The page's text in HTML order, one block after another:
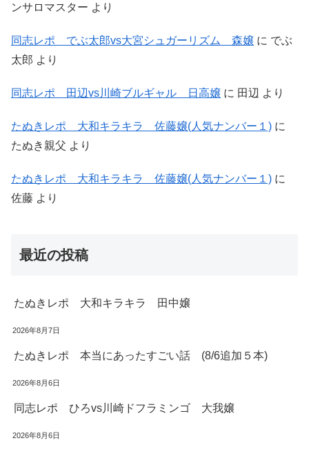
ンサロマスター より
同志レポ でぶ太郎vs大宮シュガーリズム 森嬢 に でぶ
太郎 より
同志レポ 田辺vs川崎ブルギャル 日高嬢 に 田辺 より
たぬきレポ 大和キラキラ 佐藤嬢(人気ナンバー１) に
たぬき親父 より
たぬきレポ 大和キラキラ 佐藤嬢(人気ナンバー１) に
佐藤 より
最近の投稿
たぬきレポ 大和キラキラ 田中嬢
2026年8月7日
たぬきレポ 本当にあったすごい話 (8/6追加５本)
2026年8月6日
同志レポ ひろvs川崎ドフラミンゴ 大我嬢
2026年8月6日